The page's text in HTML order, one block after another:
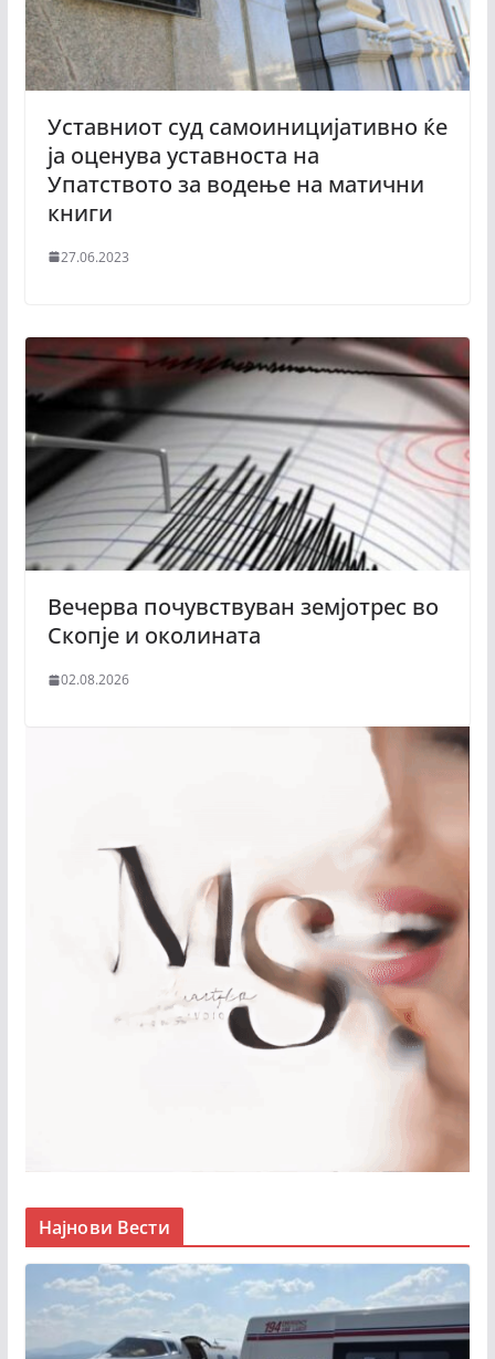
Уставниот суд самоиницијативно ќе
ја оценува уставноста на
Упатството за водење на матични
книги
27.06.2023
Вечерва почувствуван земјотрес во
Скопје и околината
02.08.2026
Најнови Вести